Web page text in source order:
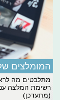
המומלצים
מתלבטים מה
רשימת המלצה
(מתעדכן)